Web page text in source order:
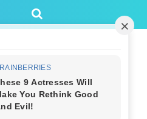
1733174991559-